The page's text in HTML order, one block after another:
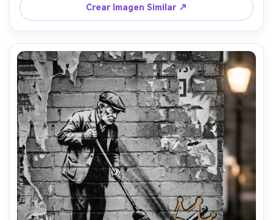
esperanzador, composición vertical equilibrada como un
póster, lente de 85 mm, poca profundidad de campo,
iluminación suave cinematográfica --ar 4:5
Crear Imagen Similar ↗